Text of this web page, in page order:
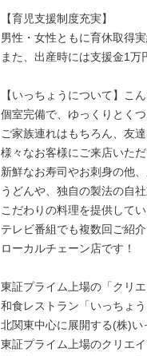
【育児支援制度充実】
男性・女性ともに育休取得実
また、出産時には支援金1万
【いっちょうについて】こ
個室完備で、ゆっくりとく
ご家族連れはもちろん、友
様々なお客様にご来店いただ
新鮮なお寿司やお刺身の他
うどんや、独自の製法の自社
こだわりの料理を提供してい
テレビ番組でも複数回ご紹
ローカルチェーン店です！
東証プライム上場の「クリ
和食レストラン「いっちょ
北関東中心に展開する(株)い
東証プライム上場のクリエ